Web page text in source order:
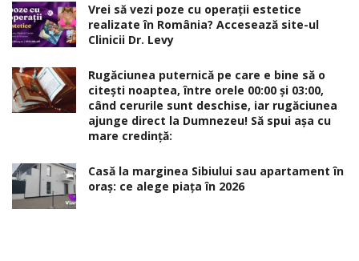
Vrei să vezi poze cu operații estetice
realizate în România? Accesează site-ul
Clinicii Dr. Levy
Rugăciunea puternică pe care e bine să o
citești noaptea, între orele 00:00 și 03:00,
când cerurile sunt deschise, iar rugăciunea
ajunge direct la Dumnezeu! Să spui așa cu
mare credință:
Casă la marginea Sibiului sau apartament în
oraș: ce alege piața în 2026